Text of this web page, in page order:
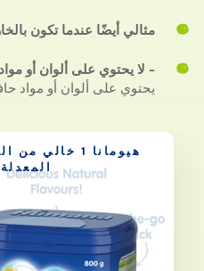
مثالي أيضًا عندما تكون
- لا يحتوي على ألوان أو
يحتوي على ألوان أو مواد
هيومانا 1 خالي